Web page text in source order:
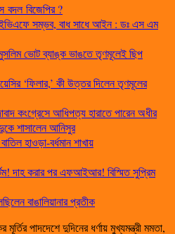
বদল বিজেপির ?
সম্ভব, বাধ সাধে আইন : ডঃ এস এম
ভোট ব্যাঙ্ক ভাঙতে তৃণমূলেই ছিপ
‘ফিলার,’ কী উত্তর দিলেন তৃণমূলের
কংগ্রেসে আধিপত্য হারাতে পারেন অধীর
শাসালেন আনিসুর
হাওড়া-বর্ধমান শাখায়
দাহ করার পর এফআইআর! বিস্মিত সুপ্রিম
বাঙালিয়ানার প্রতীক
পাদদেশে দুদিনের ধর্ণায় মুখ্যমন্ত্রী মমতা,